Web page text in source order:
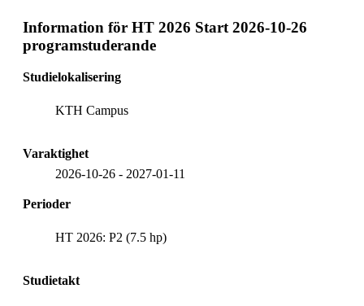
Information för HT 2026 Start 2026-10-26
programstuderande
Studielokalisering
KTH Campus
Varaktighet
2026-10-26 - 2027-01-11
Perioder
HT 2026: P2 (7.5 hp)
Studietakt